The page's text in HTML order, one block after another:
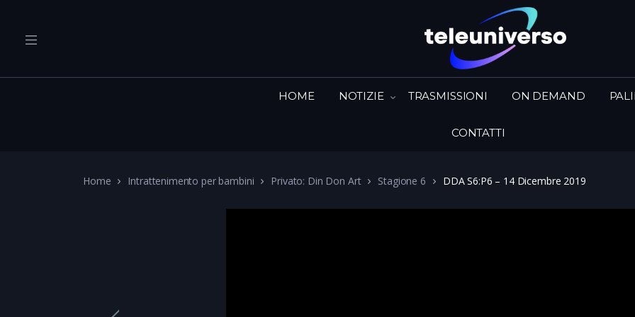
HOME NOTIZIE TRASMISSIONI ON DEMAND
CONTATTI
Home Intrattenimento per bambini Privato: Din Don Art Stagione 6 DDA S6:P6 – 14 Dicembre 2019